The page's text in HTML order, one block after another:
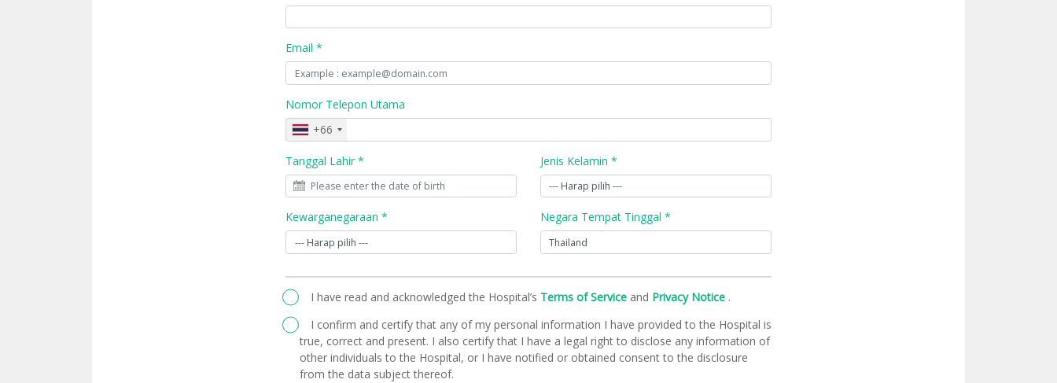
Email *
Nomor Telepon Utama
+66
Tanggal Lahir * Jenis Kelamin *
Kewarganegaraan * Negara Tempat Tinggal *
I have read and acknowledged the Hospital’s Terms of Service and Privacy Notice .
I confirm and certify that any of my personal information I have provided to the Hospital is
true, correct and present. I also certify that I have a legal right to disclose any information of
other individuals to the Hospital, or I have notified or obtained consent to the disclosure
from the data subject thereof.